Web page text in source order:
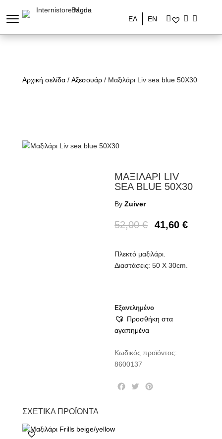
ΕΛ ΕΝ
Αρχική σελίδα/ Αξεσουάρ/ Μαξιλάρι Liv sea blue 50X30
ΜΑΞΙΛΑΡΙ LIV
SEA BLUE 50X30
ByZuiver
52,00€ 41,60€
Πλεκτό μαξιλάρι.
Διαστάσεις: 50 Χ 30cm.
Εξαντλημένο
Προσθήκη στα
αγαπημένα
Κωδικός προϊόντος:
8600137
T
ΣΧΕΤΙΚΆ ΠΡΟΪΌΝΤΑ